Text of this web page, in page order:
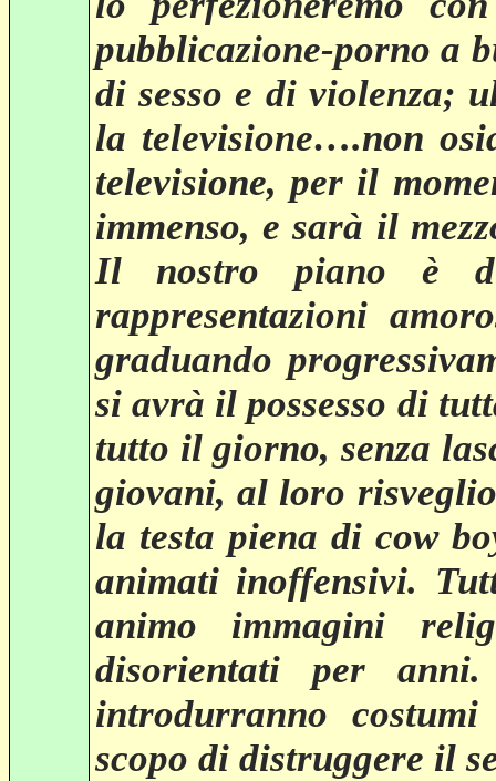
pubblicazione-porno a
di sesso e di violenza;
la televisione….non
televisione, per il
immenso, e sarà il
Il nostro piano è
rappresentazioni
graduando
si avrà il possesso di
tutto il giorno, senza
giovani, al loro
la testa piena di cow
animati inoffensivi.
animo immagini
disorientati per
introdurranno
scopo di distruggere il